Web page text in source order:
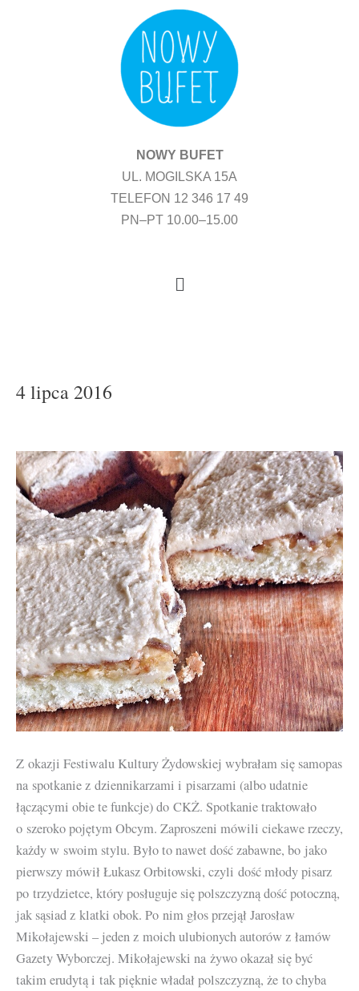
NOWY BUFET
UL. MOGILSKA 15A
TELEFON 12 346 17 49
PN–PT 10.00–15.00
Menu
4 lipca 2016
Z okazji Festiwalu Kultury Żydowskiej wybrałam się samopas
na spotkanie z dziennikarzami i pisarzami (albo udatnie
łączącymi obie te funkcje) do CKŻ. Spotkanie traktowało
o szeroko pojętym Obcym. Zaproszeni mówili ciekawe rzeczy,
każdy w swoim stylu. Było to nawet dość zabawne, bo jako
pierwszy mówił Łukasz Orbitowski, czyli dość młody pisarz
po trzydzietce, który posługuje się polszczyzną dość potoczną,
jak sąsiad z klatki obok. Po nim głos przejął Jarosław
Mikołajewski – jeden z moich ulubionych autorów z łamów
Gazety Wyborczej. Mikołajewski na żywo okazał się być
takim erudytą i tak pięknie władał polszczyzną, że to chyba